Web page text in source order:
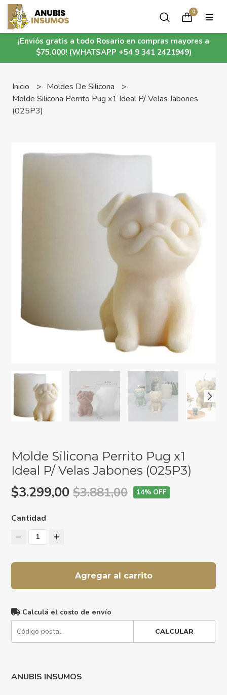
¡Enviós gratis a todo Rosario en compras mayores a
$75.000! (WHATSAPP +54 9 341 2421949)
0
Inicio
Moldes De Silicona
Molde Silicona Perrito Pug x1 Ideal P/ Velas Jabones
(025P3)
Molde Silicona Perrito Pug x1
Ideal P/ Velas Jabones (025P3)
$3.299,00$3.881,00 14% OFF
Cantidad
1
Agregar al carrito
Calculá el costo de envío
CALCULAR
ANUBIS INSUMOS